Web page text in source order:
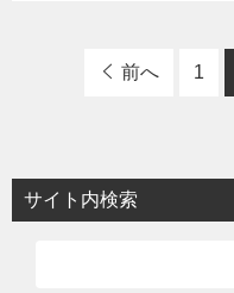
前へ 1
サイト内検索